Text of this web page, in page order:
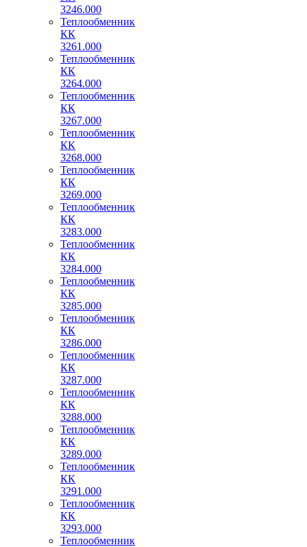
3246.000
Теплообменник
КК
3261.000
Теплообменник
КК
3264.000
Теплообменник
КК
3267.000
Теплообменник
КК
3268.000
Теплообменник
КК
3269.000
Теплообменник
КК
3283.000
Теплообменник
КК
3284.000
Теплообменник
КК
3285.000
Теплообменник
КК
3286.000
Теплообменник
КК
3287.000
Теплообменник
КК
3288.000
Теплообменник
КК
3289.000
Теплообменник
КК
3291.000
Теплообменник
КК
3293.000
Теплообменник